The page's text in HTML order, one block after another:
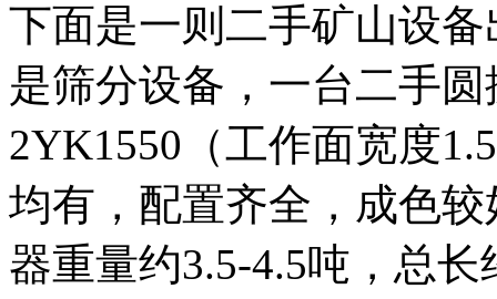
下面是一则二手矿山设
是筛分设备，一台二手
2YK1550（工作面宽度
均有，配置齐全，成色
器重量约3.5-4.5吨，总